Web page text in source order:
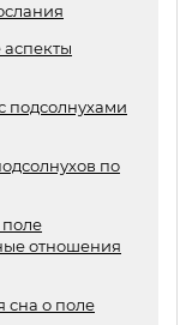
подсолнухами
по
поле
отношения
сна о поле